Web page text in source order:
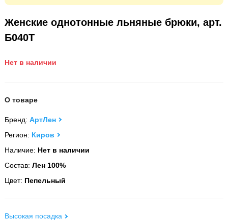
Женские однотонные льняные брюки, арт.
Б040Т
Нет в наличии
О товаре
Бренд: АртЛен
Регион: Киров
Наличие: Нет в наличии
Состав: Лен 100%
Цвет: Пепельный
Высокая посадка